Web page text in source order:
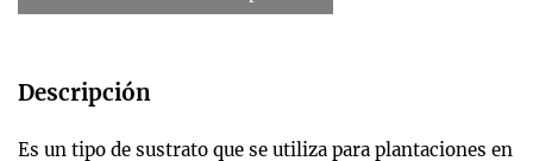
Descripción
Es un tipo de sustrato que se utiliza para plantaciones en